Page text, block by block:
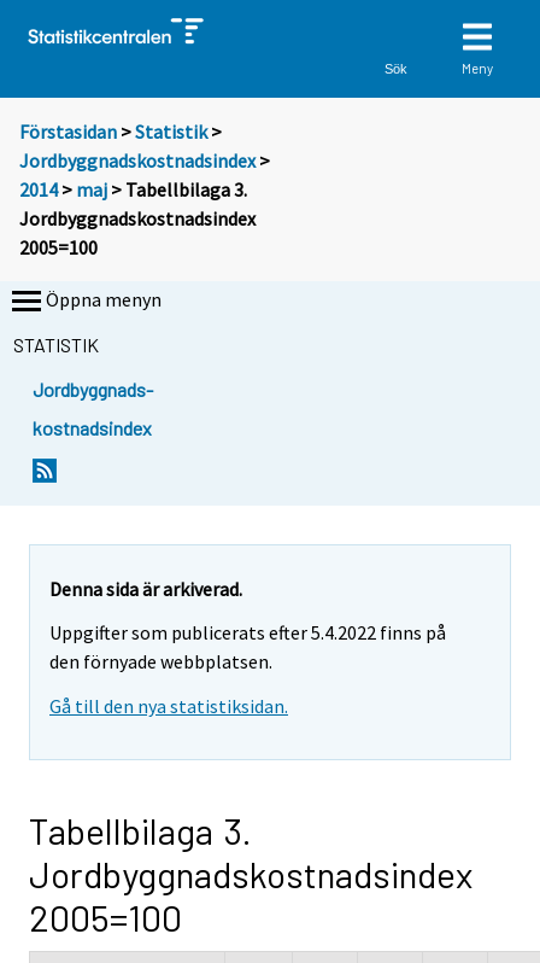
Sök Meny
Förstasidan >Statistik >
Jordbyggnadskostnadsindex>
2014> maj > Tabellbilaga 3.
Jordbyggnadskostnadsindex
2005=100
Öppna menyn
STATISTIK
Jordbyggnads-
kostnadsindex
Denna sida är arkiverad.
Uppgifter som publicerats efter 5.4.2022 finns på
den förnyade webbplatsen.
Gå till den nya statistiksidan.
Tabellbilaga 3.
Jordbyggnadskostnadsindex
2005=100